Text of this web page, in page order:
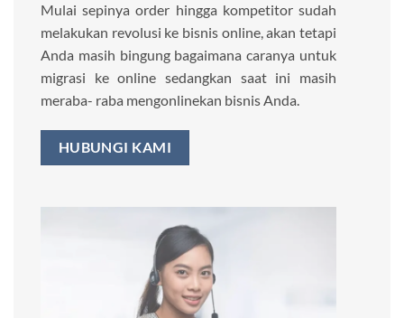
Mulai sepinya order hingga kompetitor sudah
melakukan revolusi ke bisnis online, akan tetapi
Anda masih bingung bagaimana caranya untuk
migrasi ke online sedangkan saat ini masih
meraba- raba mengonlinekan bisnis Anda.
HUBUNGI KAMI